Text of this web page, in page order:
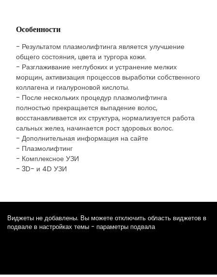
Особенности
- Результатом плазмолифтинга является улучшение
общего состояния, цвета и тургора кожи.
- Разглаживание неглубоких и устранение мелких
морщин, активизация процессов выработки собственного
коллагена и гиалуроновой кислоты.
- После нескольких процедур плазмолифтинга
полностью прекращается выпадение волос,
восстанавливается их структура, нормализуется работа
сальных желез, начинается рост здоровых волос.
- Дополнительная информация на сайте
- Плазмолифтинг
- Комплексное УЗИ
- 3D- и 4D УЗИ
Виджеты не добавлены. Вы можете отключить область виджетов в
подвале в настройках темы - параметры подвала